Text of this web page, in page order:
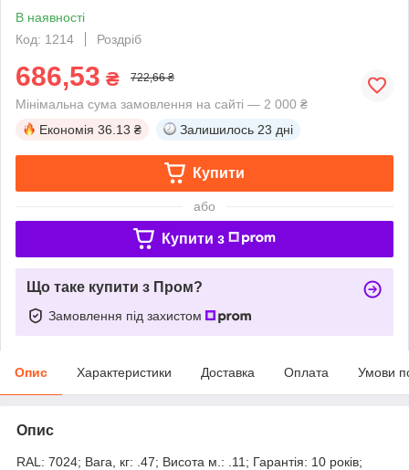
В наявності
Код: 1214
Роздріб
686,53 ₴ 722,66 ₴
Мінімальна сума замовлення на сайті — 2 000 ₴
Економія 36.13 ₴ Залишилось 23 дні
Купити
або
Купити з
Що таке купити з Пром?
Замовлення під захистом
Опис Характеристики Доставка Оплата Умови
Опис
RAL: 7024; Вага, кг: .47; Висота м.: .11; Гарантія: 10 років;